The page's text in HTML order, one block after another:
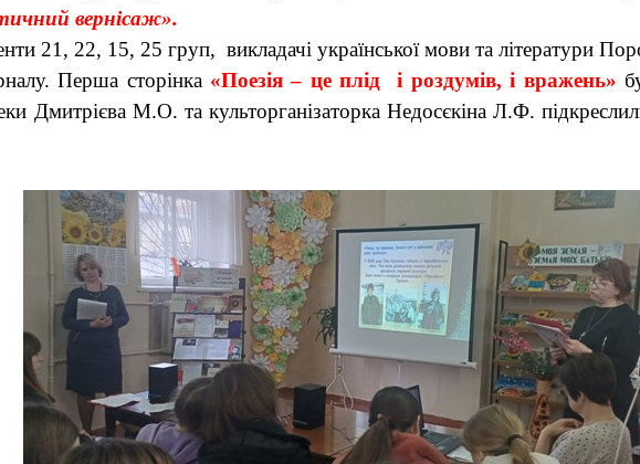
вернісаж».
21, 22, 15, 25 груп, викладачі української мови та літератури
Перша сторінка «Поезія – це плід і роздумів, і вражень»
Дмитрієва М.О. та культорганізаторка Недосєкіна Л.Ф.